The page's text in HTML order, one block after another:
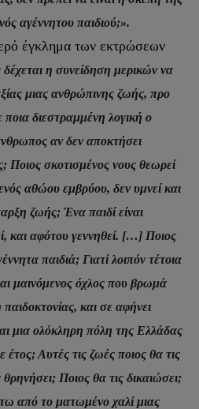
αγέννητου παιδιού;».
έγκλημα των εκτρώσεων
η συνείδηση μερικών να
μιας ανθρώπινης ζωής, προ
διεστραμμένη λογική ο
αν δεν αποκτήσει
Ποιος σκοτισμένος νους θεωρεί
αθώου εμβρύου, δεν υμνεί και
ζωής; Ένα παιδί είναι
και αφότου γεννηθεί. […] Ποιος
παιδιά; Γιατί λοιπόν τέτοια
μαινόμενος όχλος που βρωμά
και σε αφήνει
μια ολόκληρη πόλη της Ελλάδας
Αυτές τις ζωές ποιος θα τις
Ποιος θα τις δικαιώσει;
από το ματωμένο χαλί μιας